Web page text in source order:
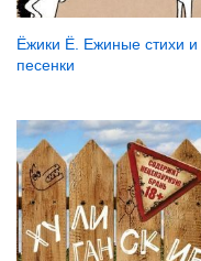
Ёжики Ё. Ежиные стихи и
песенки